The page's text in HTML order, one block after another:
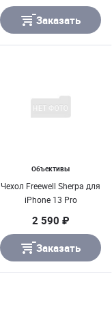
Заказать
Объективы
Чехол Freewell Sherpa для
iPhone 13 Pro
2 590 ₽
Заказать